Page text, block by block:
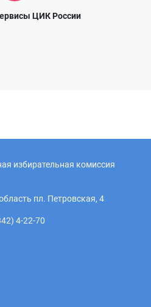
ЦИК России
избирательная комиссия
пл. Петровская, 4
4-22-70